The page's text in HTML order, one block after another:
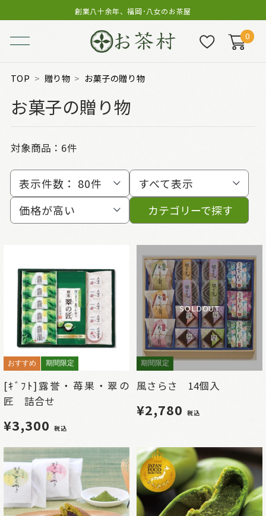
創業八十余年、福岡･八女のお茶屋
0
TOP 贈り物 お菓子の贈り物
お菓子の贈り物
対象商品： 6件
表示件数： 80件
すべて表示
価格が高い
カテゴリーで探す
おすすめ 期間限定
[ｷﾞﾌﾄ]露誉・苺果・翠の
匠 詰合せ
¥3,300 税込
SOLDOUT
期間限定
風さらさ 14個入
¥2,780 税込